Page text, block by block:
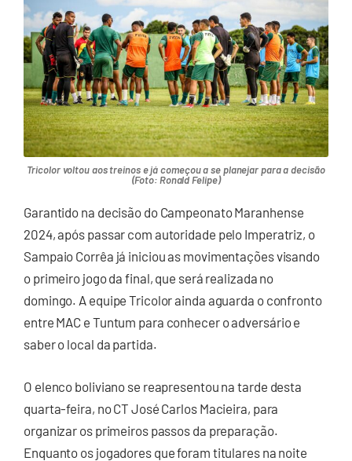
Tricolor voltou aos treinos e já começou a se planejar para a decisão
(Foto: Ronald Felipe)
Garantido na decisão do Campeonato Maranhense
2024, após passar com autoridade pelo Imperatriz, o
Sampaio Corrêa já iniciou as movimentações visando
o primeiro jogo da final, que será realizada no
domingo. A equipe Tricolor ainda aguarda o confronto
entre MAC e Tuntum para conhecer o adversário e
saber o local da partida.
O elenco boliviano se reapresentou na tarde desta
quarta-feira, no CT José Carlos Macieira, para
organizar os primeiros passos da preparação.
Enquanto os jogadores que foram titulares na noite